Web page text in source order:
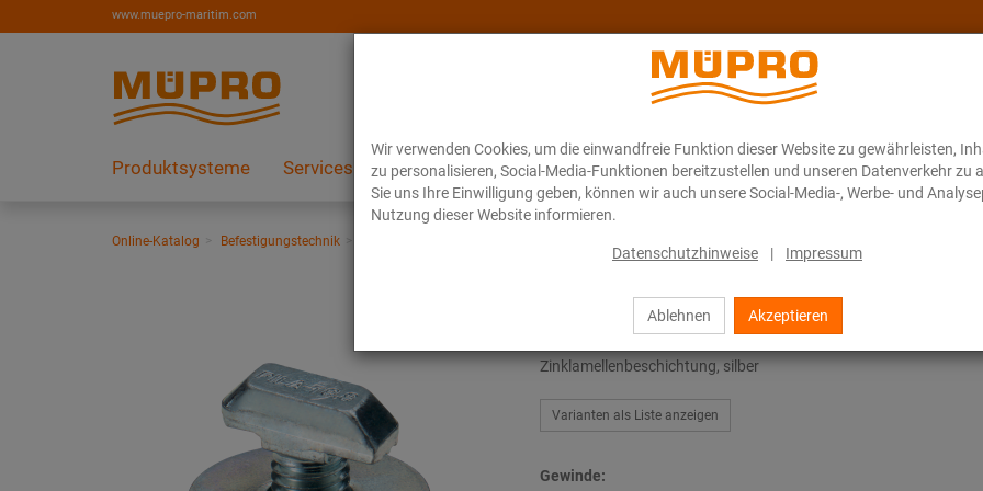
Wir verwenden Cookies, um die einwandfreie Funktion dieser Website zu gewährleisten,
zu personalisieren, Social-Media-Funktionen bereitzustellen und unseren Datenverkehr zu
Sie uns Ihre Einwilligung geben, können wir auch unsere Social-Media-, Werbe- und
Nutzung dieser Website informieren.
Datenschutzhinweise | Impressum
Ablehnen Akzeptieren
www.muepro-maritim.com
Produktsysteme Services Referenzen Über MÜPRO Maritim Blog ONLINE-KATALOG
Online-Katalog Befestigungstechnik
MPT-Hammerkopfschrauben
Zinklamellenbeschichtung, silber
Varianten als Liste anzeigen
Gewinde: